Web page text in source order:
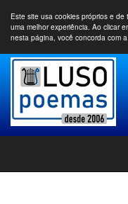
Este site usa cookies próprios e
uma melhor experiência. Ao clicar
nesta página, você concorda com